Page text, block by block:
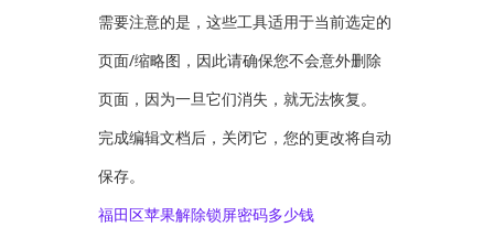
需要注意的是，这些工具适用于当前选定的
页面/缩略图，因此请确保您不会意外删除
页面，因为一旦它们消失，就无法恢复。
完成编辑文档后，关闭它，您的更改将自动
保存。
福田区苹果解除锁屏密码多少钱